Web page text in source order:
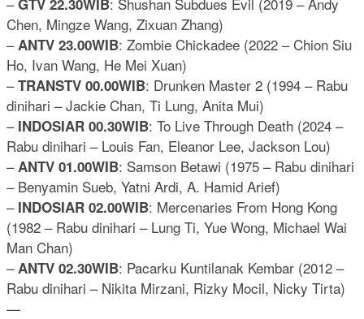
GTV 22.30WIB
Chen, Mingze Wang, Zixuan Zhang)
–ANTV 23.00WIB: Zombie Chickadee (2022 – Chion Siu
Ho, Ivan Wang, He Mei Xuan)
–TRANSTV 00.00WIB: Drunken Master 2 (1994 – Rabu
dinihari – Jackie Chan, Ti Lung, Anita Mui)
– INDOSIAR 00.30WIB: To Live Through Death (2024 –
Rabu dinihari – Louis Fan, Eleanor Lee, Jackson Lou)
–ANTV 01.00WIB: Samson Betawi (1975 – Rabu dinihari
– Benyamin Sueb, Yatni Ardi, A. Hamid Arief)
– INDOSIAR 02.00WIB: Mercenaries From Hong Kong
(1982 – Rabu dinihari – Lung Ti, Yue Wong, Michael Wai
Man Chan)
–ANTV 02.30WIB: Pacarku Kuntilanak Kembar (2012 –
Rabu dinihari – Nikita Mirzani, Rizky Mocil, Nicky Tirta)
—